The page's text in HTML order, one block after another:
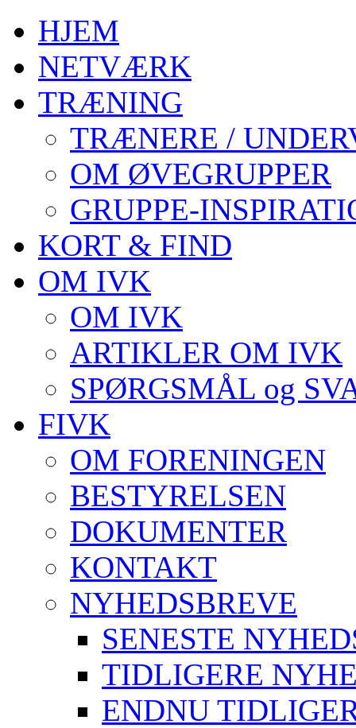
HJEM
NETVÆRK
TRÆNING
TRÆNERE /
OM ØVEGRUPPER
GRUPPE-
KORT & FIND
OM IVK
OM IVK
ARTIKLER OM IVK
SPØRGSMÅL og
FIVK
OM FORENINGEN
BESTYRELSEN
DOKUMENTER
KONTAKT
NYHEDSBREVE
SENESTE
TIDLIGERE
ENDNU